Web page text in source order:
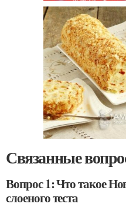
Связанные
Вопрос 1: Что такое
слоеного теста